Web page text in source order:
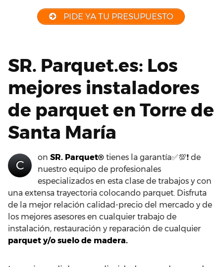
PIDE YA TU PRESUPUESTO
SR. Parquet.es: Los
mejores instaladores
de parquet en Torre de
Santa María
C
on SR. Parquet® tienes la garantía✅💯❗ de
nuestro equipo de profesionales
especializados en esta clase de trabajos y con
una extensa trayectoria colocando parquet. Disfruta
de la mejor relación calidad-precio del mercado y de
los mejores asesores en cualquier trabajo de
instalación, restauración y reparación de cualquier
parquet y/o suelo de madera.